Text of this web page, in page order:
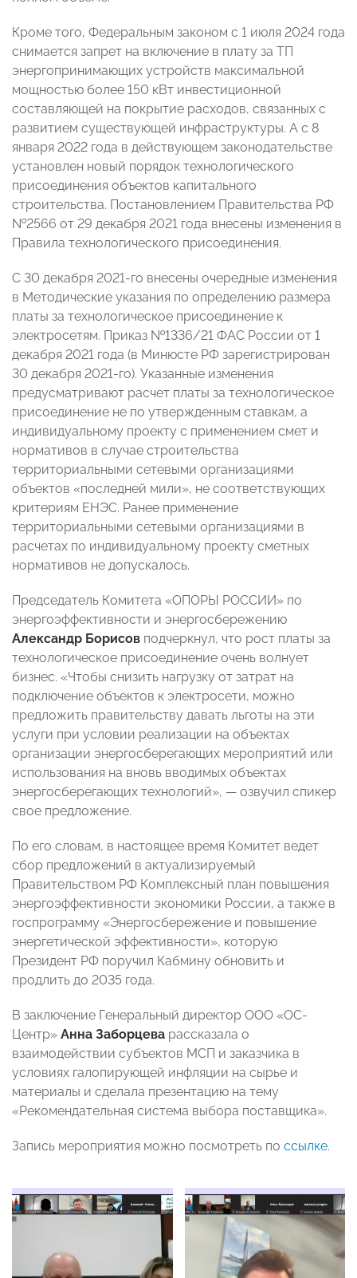
Кроме того, Федеральным законом с 1 июля 2024 года
снимается запрет на включение в плату за ТП
энергопринимающих устройств максимальной
мощностью более 150 кВт инвестиционной
составляющей на покрытие расходов, связанных с
развитием существующей инфраструктуры. А с 8
января 2022 года в действующем законодательстве
установлен новый порядок технологического
присоединения объектов капитального
строительства. Постановлением Правительства РФ
№2566 от 29 декабря 2021 года внесены изменения в
Правила технологического присоединения.
C 30 декабря 2021-го внесены очередные изменения
в Методические указания по определению размера
платы за технологическое присоединение к
электросетям. Приказ №1336/21 ФАС России от 1
декабря 2021 года (в Минюсте РФ зарегистрирован
30 декабря 2021-го). Указанные изменения
предусматривают расчет платы за технологическое
присоединение не по утвержденным ставкам, а
индивидуальному проекту с применением смет и
нормативов в случае строительства
территориальными сетевыми организациями
объектов «последней мили», не соответствующих
критериям ЕНЭС. Ранее применение
территориальными сетевыми организациями в
расчетах по индивидуальному проекту сметных
нормативов не допускалось.
Председатель Комитета «ОПОРЫ РОССИИ» по
энергоэффективности и энергосбережению
Александр Борисов подчеркнул, что рост платы за
технологическое присоединение очень волнует
бизнес. «Чтобы снизить нагрузку от затрат на
подключение объектов к электросети, можно
предложить правительству давать льготы на эти
услуги при условии реализации на объектах
организации энергосберегающих мероприятий или
использования на вновь вводимых объектах
энергосберегающих технологий», — озвучил спикер
свое предложение.
По его словам, в настоящее время Комитет ведет
сбор предложений в актуализируемый
Правительством РФ Комплексный план повышения
энергоэффективности экономики России, а также в
госпрограмму «Энергосбережение и​ повышение
энергетической эффективности», которую
Президент РФ поручил Кабмину обновить и
продлить до 2035 года.
В заключение Генеральный директор ООО «ОС-
Центр» Анна Заборцева рассказала о
взаимодействии субъектов МСП и заказчика в
условиях галопирующей инфляции на сырье и
материалы и сделала презентацию на тему
«Рекомендательная система выбора поставщика».
Запись мероприятия можно посмотреть по ссылке.